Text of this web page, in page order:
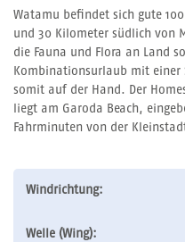
Watamu befindet sich gute
und 30 Kilometer südlich von
die Fauna und Flora an Land
Kombinationsurlaub mit
somit auf der Hand. Der
liegt am Garoda Beach,
Fahrminuten von der
Windrichtung:
Welle (Wing):